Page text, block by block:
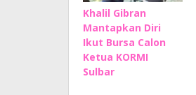
Khalil Gibran
Mantapkan Diri
Ikut Bursa Calon
Ketua KORMI
Sulbar